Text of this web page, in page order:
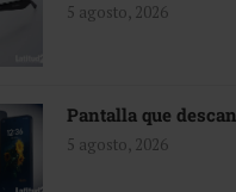
5 agosto, 2026
Pantalla que
5 agosto, 2026